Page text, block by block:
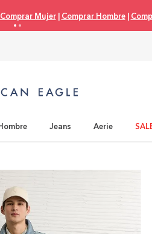
|Comprar Mujer|Comprar Hombre|
Jeans Aerie